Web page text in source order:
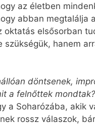
az életben
abban
elsősorban
hanem
döntsenek,
a felnőttek mondtak?
a Soharózába, akik
rossz válaszok,